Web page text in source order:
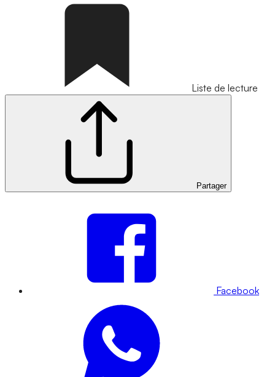
Liste de lecture
Partager
Facebook